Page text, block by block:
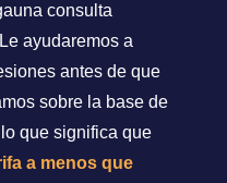
consulta
ayudaremos a
antes de que
sobre la base de
que significa que
a menos que